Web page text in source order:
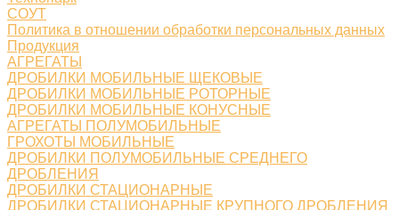
СОУТ
Политика в отношении обработки персональных данных
Продукция
АГРЕГАТЫ
ДРОБИЛКИ МОБИЛЬНЫЕ ЩЕКОВЫЕ
ДРОБИЛКИ МОБИЛЬНЫЕ РОТОРНЫЕ
ДРОБИЛКИ МОБИЛЬНЫЕ КОНУСНЫЕ
АГРЕГАТЫ ПОЛУМОБИЛЬНЫЕ
ГРОХОТЫ МОБИЛЬНЫЕ
ДРОБИЛКИ ПОЛУМОБИЛЬНЫЕ СРЕДНЕГО
ДРОБЛЕНИЯ
ДРОБИЛКИ СТАЦИОНАРНЫЕ
ДРОБИЛКИ СТАЦИОНАРНЫЕ КРУПНОГО ДРОБЛЕНИЯ